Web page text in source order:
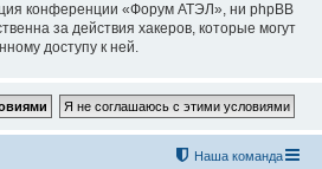
конференции «Форум АТЭЛ», ни phpBB
за действия хакеров, которые могут
доступу к ней.
Наша команда